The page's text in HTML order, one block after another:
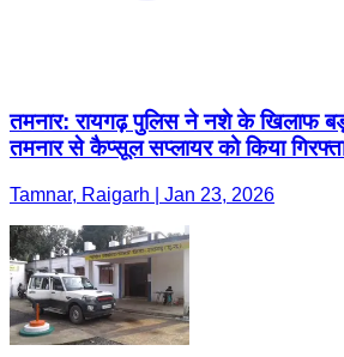
तमनार: रायगढ़ पुलिस ने नशे के खिलाफ
तमनार से कैप्सूल सप्लायर को किया
Tamnar, Raigarh | Jan 23, 2026